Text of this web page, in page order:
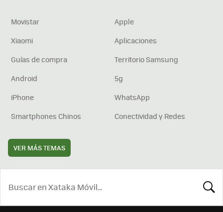
Movistar
Apple
Xiaomi
Aplicaciones
Guías de compra
Territorio Samsung
Android
5g
iPhone
WhatsApp
Smartphones Chinos
Conectividad y Redes
VER MÁS TEMAS